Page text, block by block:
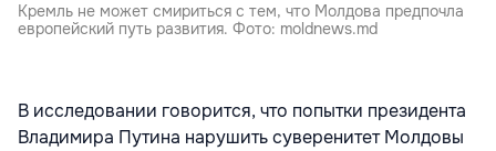
Кремль не может смириться с тем, что Молдова предпочла
европейский путь развития. Фото: moldnews.md
В исследовании говорится, что попытки президента
Владимира Путина нарушить суверенитет Молдовы